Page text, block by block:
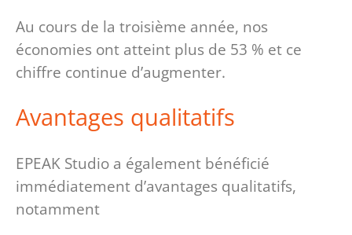
Au cours de la troisième année, nos
économies ont atteint plus de 53 % et ce
chiffre continue d’augmenter.
Avantages qualitatifs
EPEAK Studio a également bénéficié
immédiatement d’avantages qualitatifs,
notamment